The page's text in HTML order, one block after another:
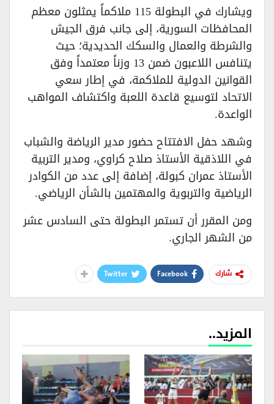
​ويشارك في البطولة 115 ملاكماً يمثلون معظم
المحافظات السورية، إلى جانب فرق الجيش
والشرطة والعمال والسكك الحديدية؛ حيث
يتنافس اللاعبون ضمن 13 وزناً معتمداً وفق
القوانين الدولية للملاكمة، في إطار سعي
الاتحاد لتوسيع قاعدة اللعبة واكتشاف المواهب
الواعدة.
​وشهد حفل الافتتاح حضور مدير الرياضة والشباب
في اللاذقية الأستاذ صلاح كراوي، ومدير التربية
الأستاذ عمران كبولة، إضافة إلى عدد من الكوادر
الرياضية والتربوية والمهتمين بالشأن الرياضي.
​ومن المقرر أن تستمر البطولة حتى السادس عشر
من الشهر الجاري.
شارك Facebook
Twitter
المزيد..